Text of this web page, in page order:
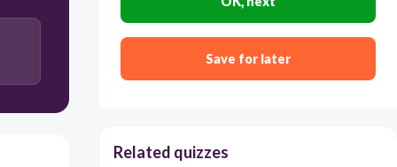
Save for later
Related quizzes